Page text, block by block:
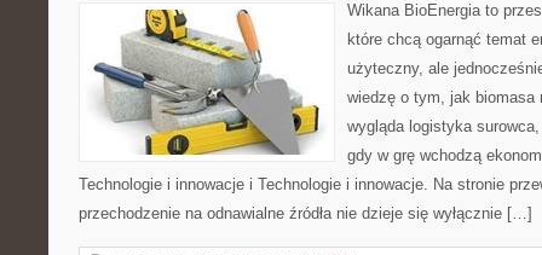
Wikana BioEnergia to
które chcą ogarnąć temat
użyteczny, ale
wiedzę o tym, jak
wygląda logistyka
gdy w grę wchodzą
Technologie i innowacje i Technologie i innowacje. Na stronie
przechodzenie na odnawialne źródła nie dzieje się wyłącznie […]